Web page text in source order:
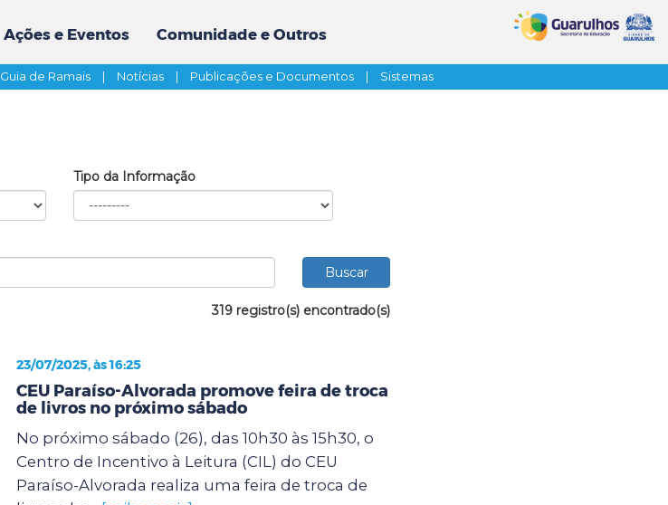
Ações e Eventos Comunidade e Outros
Guia de Ramais | Notícias | Publicações e Documentos | Sistemas
Tipo da Informação
319 registro(s) encontrado(s)
23/07/2025, às 16:25
CEU Paraíso-Alvorada promove feira de troca
de livros no próximo sábado
No próximo sábado (26), das 10h30 às 15h30, o
Centro de Incentivo à Leitura (CIL) do CEU
Paraíso-Alvorada realiza uma feira de troca de